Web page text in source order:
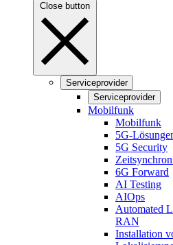
Close button
Serviceprovider
Serviceprovider
Mobilfunk
Mobilfunk
5G-
5G Security
6G Forward
AI Testing
AIOps
Automated
RAN
Installation